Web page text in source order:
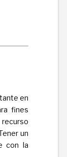
en
fines
un
con la